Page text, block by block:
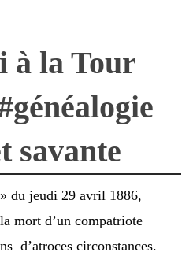
à la Tour
savante
du jeudi 29 avril 1886,
mort d’un compatriote
d’atroces circonstances.